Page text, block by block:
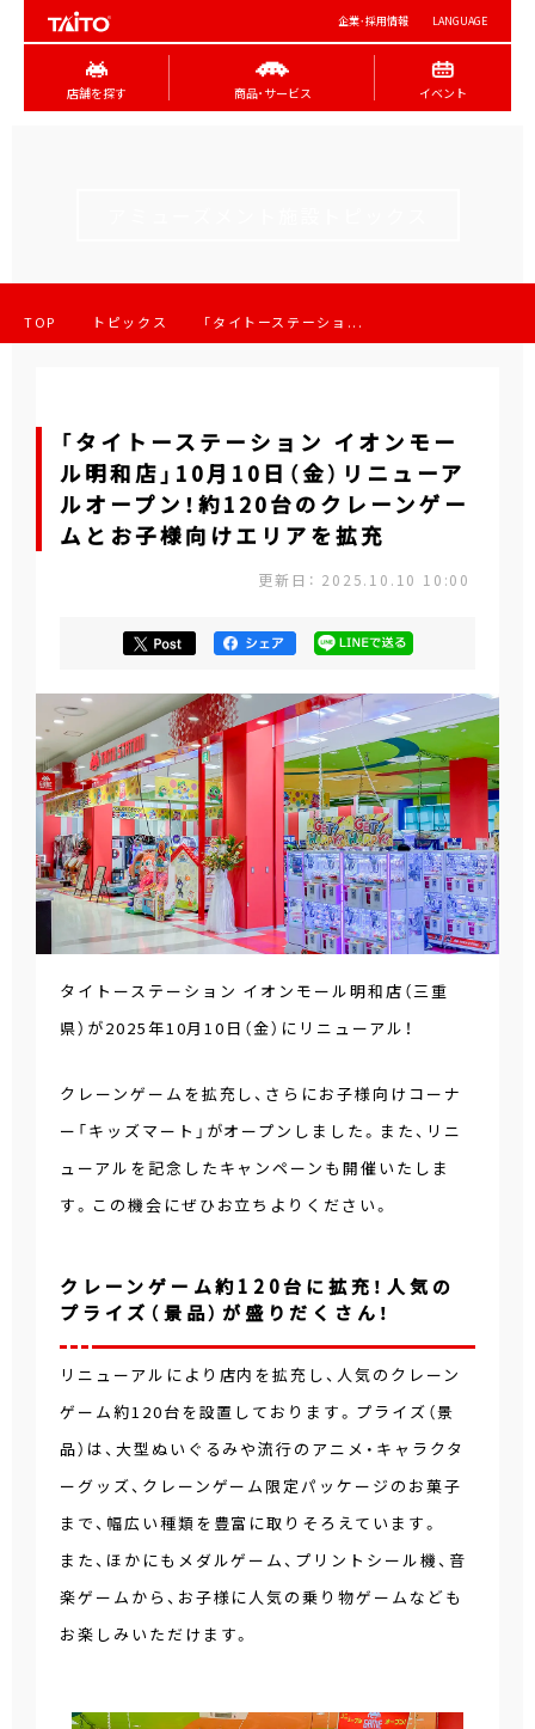
企業･採用情報 LANGUAGE
店舗を探す 商品･サービス イベント
TOP トピックス 「タイトーステーショ...
「タイトーステーション イオンモー
ル明和店」10月10日（金）リニューア
ルオープン！約120台のクレーンゲー
ムとお子様向けエリアを拡充
更新日： 2025.10.10 10:00
タイトーステーション イオンモール明和店（三重
県）が2025年10月10日（金）にリニューアル！
クレーンゲームを拡充し、さらにお子様向けコーナ
ー「キッズマート」がオープンしました。また、リニ
ューアルを記念したキャンペーンも開催いたしま
す。この機会にぜひお立ちよりください。
クレーンゲーム約120台に拡充！人気の
プライズ（景品）が盛りだくさん！
リニューアルにより店内を拡充し、人気のクレーン
ゲーム約120台を設置しております。プライズ（景
品）は、大型ぬいぐるみや流行のアニメ・キャラクタ
ーグッズ、クレーンゲーム限定パッケージのお菓子
まで、幅広い種類を豊富に取りそろえています。
また、ほかにもメダルゲーム、プリントシール機、音
楽ゲームから、お子様に人気の乗り物ゲームなども
お楽しみいただけます。